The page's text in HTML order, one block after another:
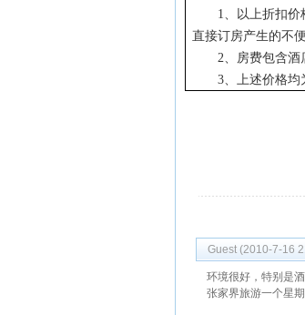
1
、以上折扣
直接订房产生的不
2 、房费包含
3 、上述价格
Guest (2010-7-16
环境很好，特别是
张家界旅游一个星